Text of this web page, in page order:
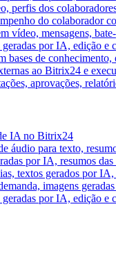
perfis dos
do colaborador
vídeo, mensagens,
por IA, edição
bases de
ao Bitrix24 e
aprovações,
IA no Bitrix24
áudio para texto,
por IA, resumos
textos gerados por
imagens
por IA, edição